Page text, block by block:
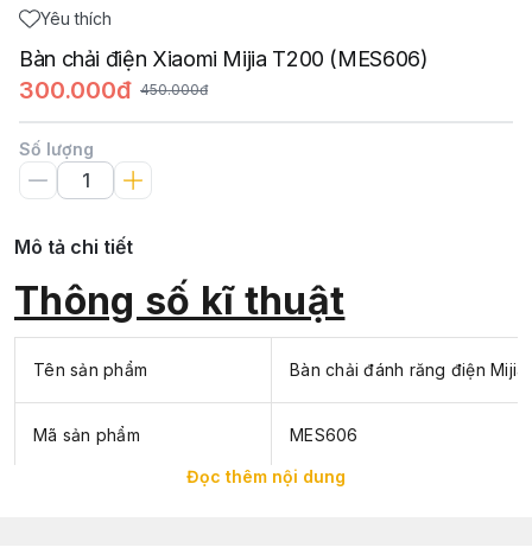
Yêu thích
Bàn chải điện Xiaomi Mijia T200 (MES606)
300.000đ 450.000đ
Số lượng
Mô tả chi tiết
Thông số kĩ thuật
Tên sản phẩm Bàn chải đánh răng điện
Mã sản phẩm MES606
Đọc thêm nội dung